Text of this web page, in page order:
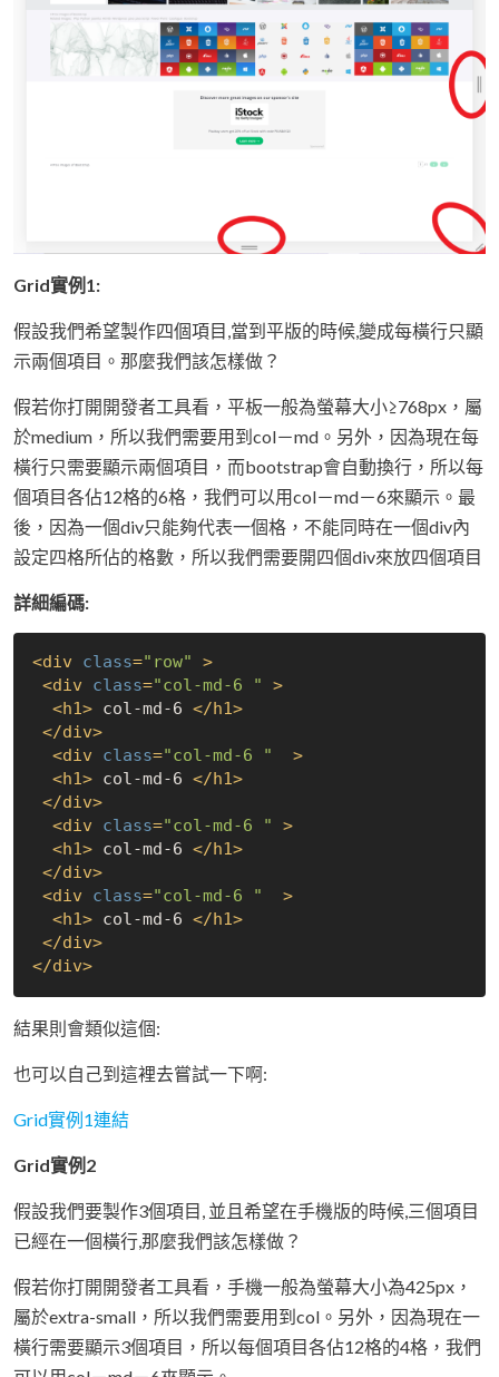
Grid實例1:
假設我們希望製作四個項目,當到平版的時候,變成每橫行只顯
示兩個項目。那麼我們該怎樣做？
假若你打開開發者工具看，平板一般為螢幕大小≥768px，屬
於medium，所以我們需要用到col－md。另外，因為現在每
橫行只需要顯示兩個項目，而bootstrap會自動換行，所以每
個項目各佔12格的6格，我們可以用col－md－6來顯示。最
後，因為一個div只能夠代表一個格，不能同時在一個div內
設定四格所佔的格數，所以我們需要開四個div來放四個項目
詳細編碼:
<div class="row" >
<div class="col-md-6 " >
<h1> col-md-6 </h1>
</div>
<div class="col-md-6 "
  >
<h1> col-md-6 </h1>
</div>
<div class="col-md-6 " >
<h1> col-md-6 </h1>
</div>
<div class="col-md-6 "
  >
<h1> col-md-6 </h1>
</div>
</div>
結果則會類似這個:
也可以自己到這裡去嘗試一下啊:
Grid實例1連結
Grid實例2
假設我們要製作3個項目, 並且希望在手機版的時候,三個項目
已經在一個橫行,那麼我們該怎樣做？
假若你打開開發者工具看，手機一般為螢幕大小為425px，
屬於extra-small，所以我們需要用到col。另外，因為現在一
橫行需要顯示3個項目，所以每個項目各佔12格的4格，我們